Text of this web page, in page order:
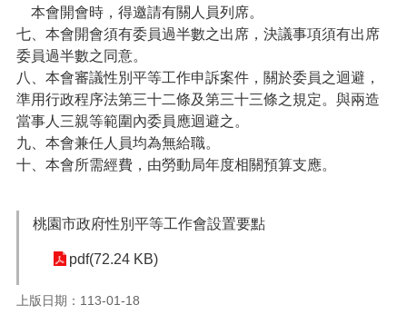
常
見
問
題
桃
園
市
入
網
站
安
本會開會時，得邀請有關人員列席。
七、本會開會須有委員過半數之出席，決議事項須有出席
委員過半數之同意。
八、本會審議性別平等工作申訴案件，關於委員之迴避，
準用行政程序法第三十二條及第三十三條之規定。與兩造
當事人三親等範圍內委員應迴避之。
九、本會兼任人員均為無給職。
十、本會所需經費，由勞動局年度相關預算支應。
桃園市政府性別平等工作會設置要點
pdf(72.24 KB)
上版日期：113-01-18